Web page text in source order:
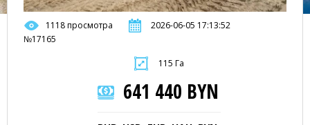
1118 просмотра
2026-06-05 17:13:52
№17165
115 Га
641 440 BYN